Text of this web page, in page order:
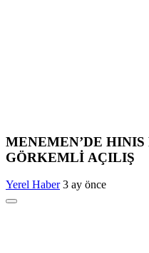
MENEMEN’DE
GÖRKEMLİ AÇILIŞ
Yerel Haber 3 ay önce